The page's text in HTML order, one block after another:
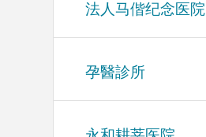
法人马偕纪念医院
孕醫診所